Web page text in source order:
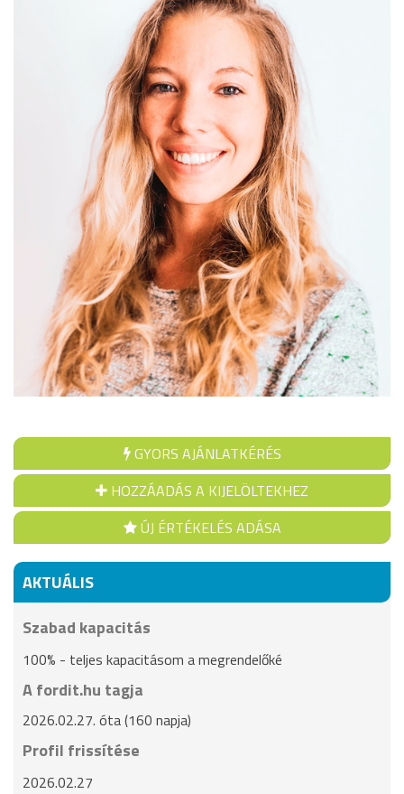
GYORS AJÁNLATKÉRÉS
HOZZÁADÁS A KIJELÖLTEKHEZ
ÚJ ÉRTÉKELÉS ADÁSA
AKTUÁLIS
Szabad kapacitás
100% - teljes kapacitásom a megrendelőké
A fordit.hu tagja
2026.02.27. óta (160 napja)
Profil frissítése
2026.02.27